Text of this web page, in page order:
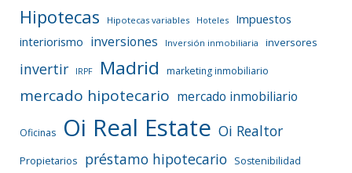
Hipotecas Hipotecas variables Hoteles
Impuestos
interiorismo inversiones Inversión inmobiliaria inversores
invertir IRPF Madrid marketing inmobiliario
mercado hipotecario mercado inmobiliario
Oficinas Oi Real Estate Oi Realtor
Propietarios préstamo hipotecario Sostenibilidad